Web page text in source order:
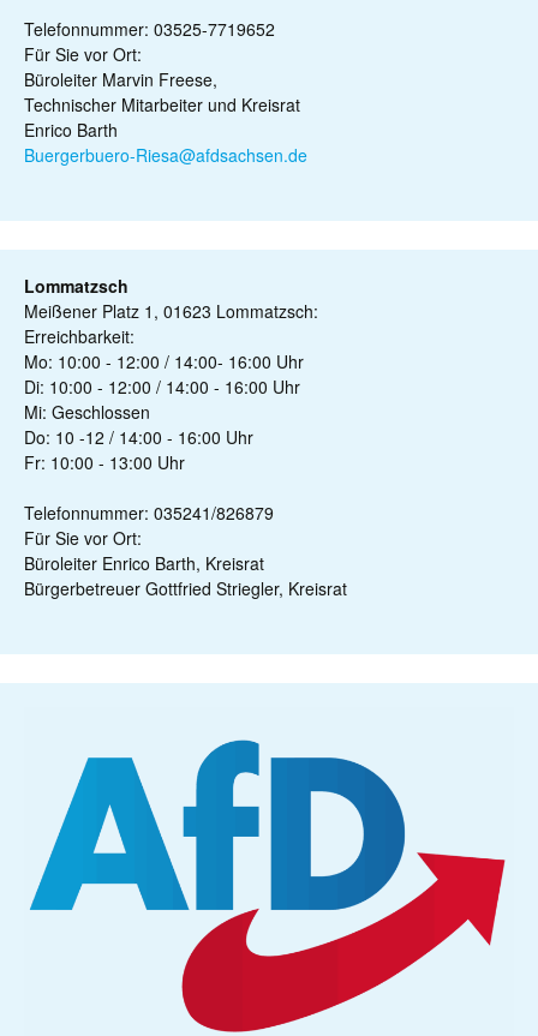
Telefonnummer: 03525-7719652
Für Sie vor Ort:
Büroleiter Marvin Freese,
Technischer Mitarbeiter und Kreisrat
Enrico Barth
Buergerbuero-Riesa@afdsachsen.de
Lommatzsch
Meißener Platz 1, 01623 Lommatzsch:
Erreichbarkeit:
Mo: 10:00 - 12:00 / 14:00- 16:00 Uhr
Di: 10:00 - 12:00 / 14:00 - 16:00 Uhr
Mi: Geschlossen
Do: 10 -12 / 14:00 - 16:00 Uhr
Fr: 10:00 - 13:00 Uhr
Telefonnummer: 035241/826879
Für Sie vor Ort:
Büroleiter Enrico Barth, Kreisrat
Bürgerbetreuer Gottfried Striegler, Kreisrat